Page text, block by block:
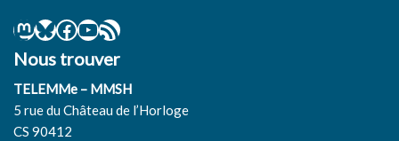
Nous trouver
TELEMMe – MMSH
5 rue du Château de l’Horloge
CS 90412